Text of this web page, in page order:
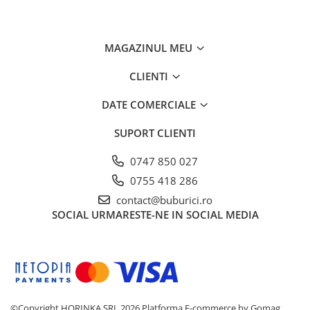
Verificați regulat prinderile pentru siguranță
instrucțiunilor producătorului
MAGAZINUL MEU
CLIENTI
DATE COMERCIALE
SUPORT CLIENTI
0747 850 027
0755 418 286
contact@buburici.ro
SOCIAL URMARESTE-NE IN SOCIAL MEDIA